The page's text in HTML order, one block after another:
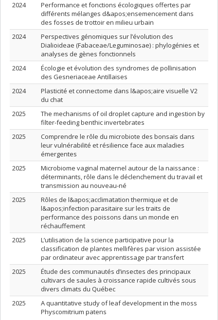
2024
Performance et fonctions écologiques offertes par
différents mélanges d&apos;ensemencement dans
des fosses de trottoir en milieu urbain
2024
Perspectives génomiques sur l’évolution des
Dialioideae (Fabaceae/Leguminosae) : phylogénies et
analyses de gènes fonctionnels
2024
Écologie et évolution des syndromes de pollinisation
des Gesneriaceae Antillaises
2024
Plasticité et connectome dans l&apos;aire visuelle V2
du chat
2025
The mechanisms of oil droplet capture and ingestion by
filter-feeding benthic invertebrates
2025
Comprendre le rôle du microbiote des bonsaïs dans
leur vulnérabilité et résilience face aux maladies
émergentes
2025
Microbiome vaginal maternel autour de la naissance :
déterminants, rôle dans le déclenchement du travail et
transmission au nouveau-né
2025
Rôles de l&apos;acclimatation thermique et de
l&apos;infection parasitaire sur les traits de
performance des poissons dans un monde en
réchauffement
2025
L’utilisation de la science participative pour la
classification de plantes mellifères par vision assistée
par ordinateur avec apprentissage par transfert
2025
Étude des communautés d’insectes des principaux
cultivars de saules à croissance rapide cultivés sous
divers climats du Québec
2025
A quantitative study of leaf development in the moss
Physcomitrium patens